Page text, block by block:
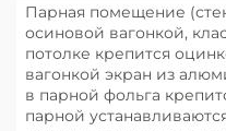
Парная помещение
осиновой вагонкой,
потолке крепится
вагонкой экран из
в парной фольга
парной